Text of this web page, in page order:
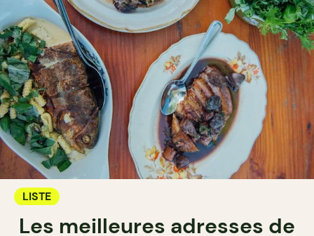
LISTE
Les meilleures adresses de